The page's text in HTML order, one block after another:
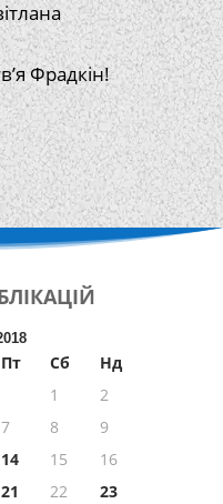
Фрадкін!
Пт Сб
Нд
1
2
7 8
9
14 15
16
21 22
23